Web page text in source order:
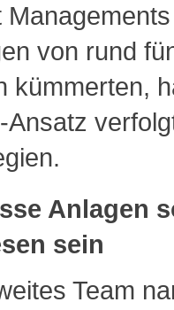
von rund
kümmerten,
Ansatz
Anlagen
sein
Team